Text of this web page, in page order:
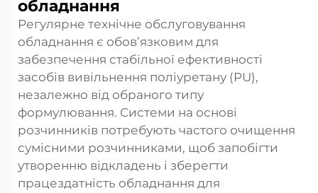
обладнання
Регулярне технічне обслуговування
обладнання є обов’язковим для
забезпечення стабільної ефективності
засобів вивільнення поліуретану (PU),
незалежно від обраного типу
формулювання. Системи на основі
розчинників потребують частого очищення
сумісними розчинниками, щоб запобігти
утворенню відкладень і зберегти
працездатність обладнання для